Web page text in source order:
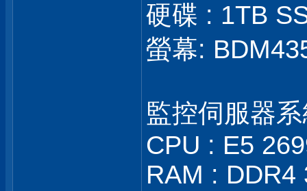
硬碟 : 1TB
螢幕:
監控伺服器
CPU : E5
RAM : DDR4